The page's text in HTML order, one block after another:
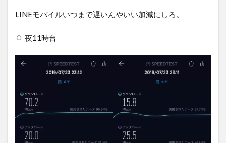
LINEモバイルいつまで遅いんやいい加減にしろ。
夜11時台